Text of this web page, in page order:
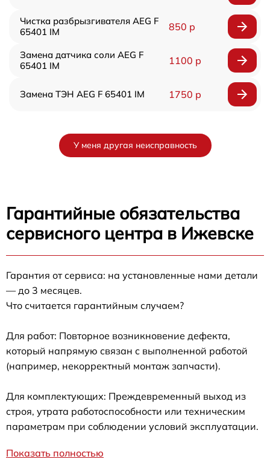
Чистка разбрызгивателя AEG F
65401 IM
850 р
Замена датчика соли AEG F
65401 IM
1100 р
Замена ТЭН AEG F 65401 IM 1750 р
У меня другая неисправность
Гарантийные обязательства
сервисного центра в Ижевске
Гарантия от сервиса: на установленные нами детали
— до 3 месяцев.
Что считается гарантийным случаем?
Для работ: Повторное возникновение дефекта,
который напрямую связан с выполненной работой
(например, некорректный монтаж запчасти).
Для комплектующих: Преждевременный выход из
строя, утрата работоспособности или техническим
параметрам при соблюдении условий эксплуатации.
Показать полностью